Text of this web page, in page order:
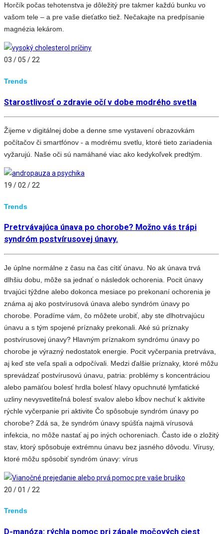
Horčík počas tehotenstva je dôležitý pre takmer každú bunku vo
vašom tele – a pre vaše dieťatko tiež. Nečakajte na predpísanie
magnézia lekárom.
03 / 05 / 22
Trends
Starostlivosť o zdravie očí v dobe modrého svetla
Žijeme v digitálnej dobe a denne sme vystavení obrazovkám
počítačov či smartfónov - a modrému svetlu, ktoré tieto zariadenia
vyžarujú. Naše oči sú namáhané viac ako kedykoľvek predtým.
19 / 02 / 22
Trends
Pretrvávajúca únava po chorobe? Možno vás trápi
syndróm postvírusovej únavy.
Je úplne normálne z času na čas cítiť únavu. No ak únava trvá
dlhšiu dobu, môže sa jednať o následok ochorenia. Pocit únavy
trvajúci týždne alebo dokonca mesiace po prekonaní ochorenia je
známa aj ako postvírusová únava alebo syndróm únavy po
chorobe. Poradíme vám, čo môžete urobiť, aby ste dlhotrvajúcu
únavu a s tým spojené príznaky prekonali. Aké sú príznaky
postvírusovej únavy? Hlavným príznakom syndrómu únavy po
chorobe je výrazný nedostatok energie. Pocit vyčerpania pretrváva,
aj keď ste veľa spali a odpočívali. Medzi ďalšie príznaky, ktoré môžu
sprevádzať postvírusovú únavu, patria: problémy s koncentráciou
alebo pamäťou bolesť hrdla bolesť hlavy opuchnuté lymfatické
uzliny nevysvetliteľná bolesť svalov alebo kĺbov nechuť k aktivite
rýchle vyčerpanie pri aktivite Čo spôsobuje syndróm únavy po
chorobe? Zdá sa, že syndróm únavy spúšťa najmä vírusová
infekcia, no môže nastať aj po iných ochoreniach. Často ide o zložitý
stav, ktorý spôsobuje extrémnu únavu bez jasného dôvodu. Vírusy,
ktoré môžu spôsobiť syndróm únavy: vírus
20 / 01 / 22
Trends
D-manóza: rýchla pomoc pri zápale močových ciest